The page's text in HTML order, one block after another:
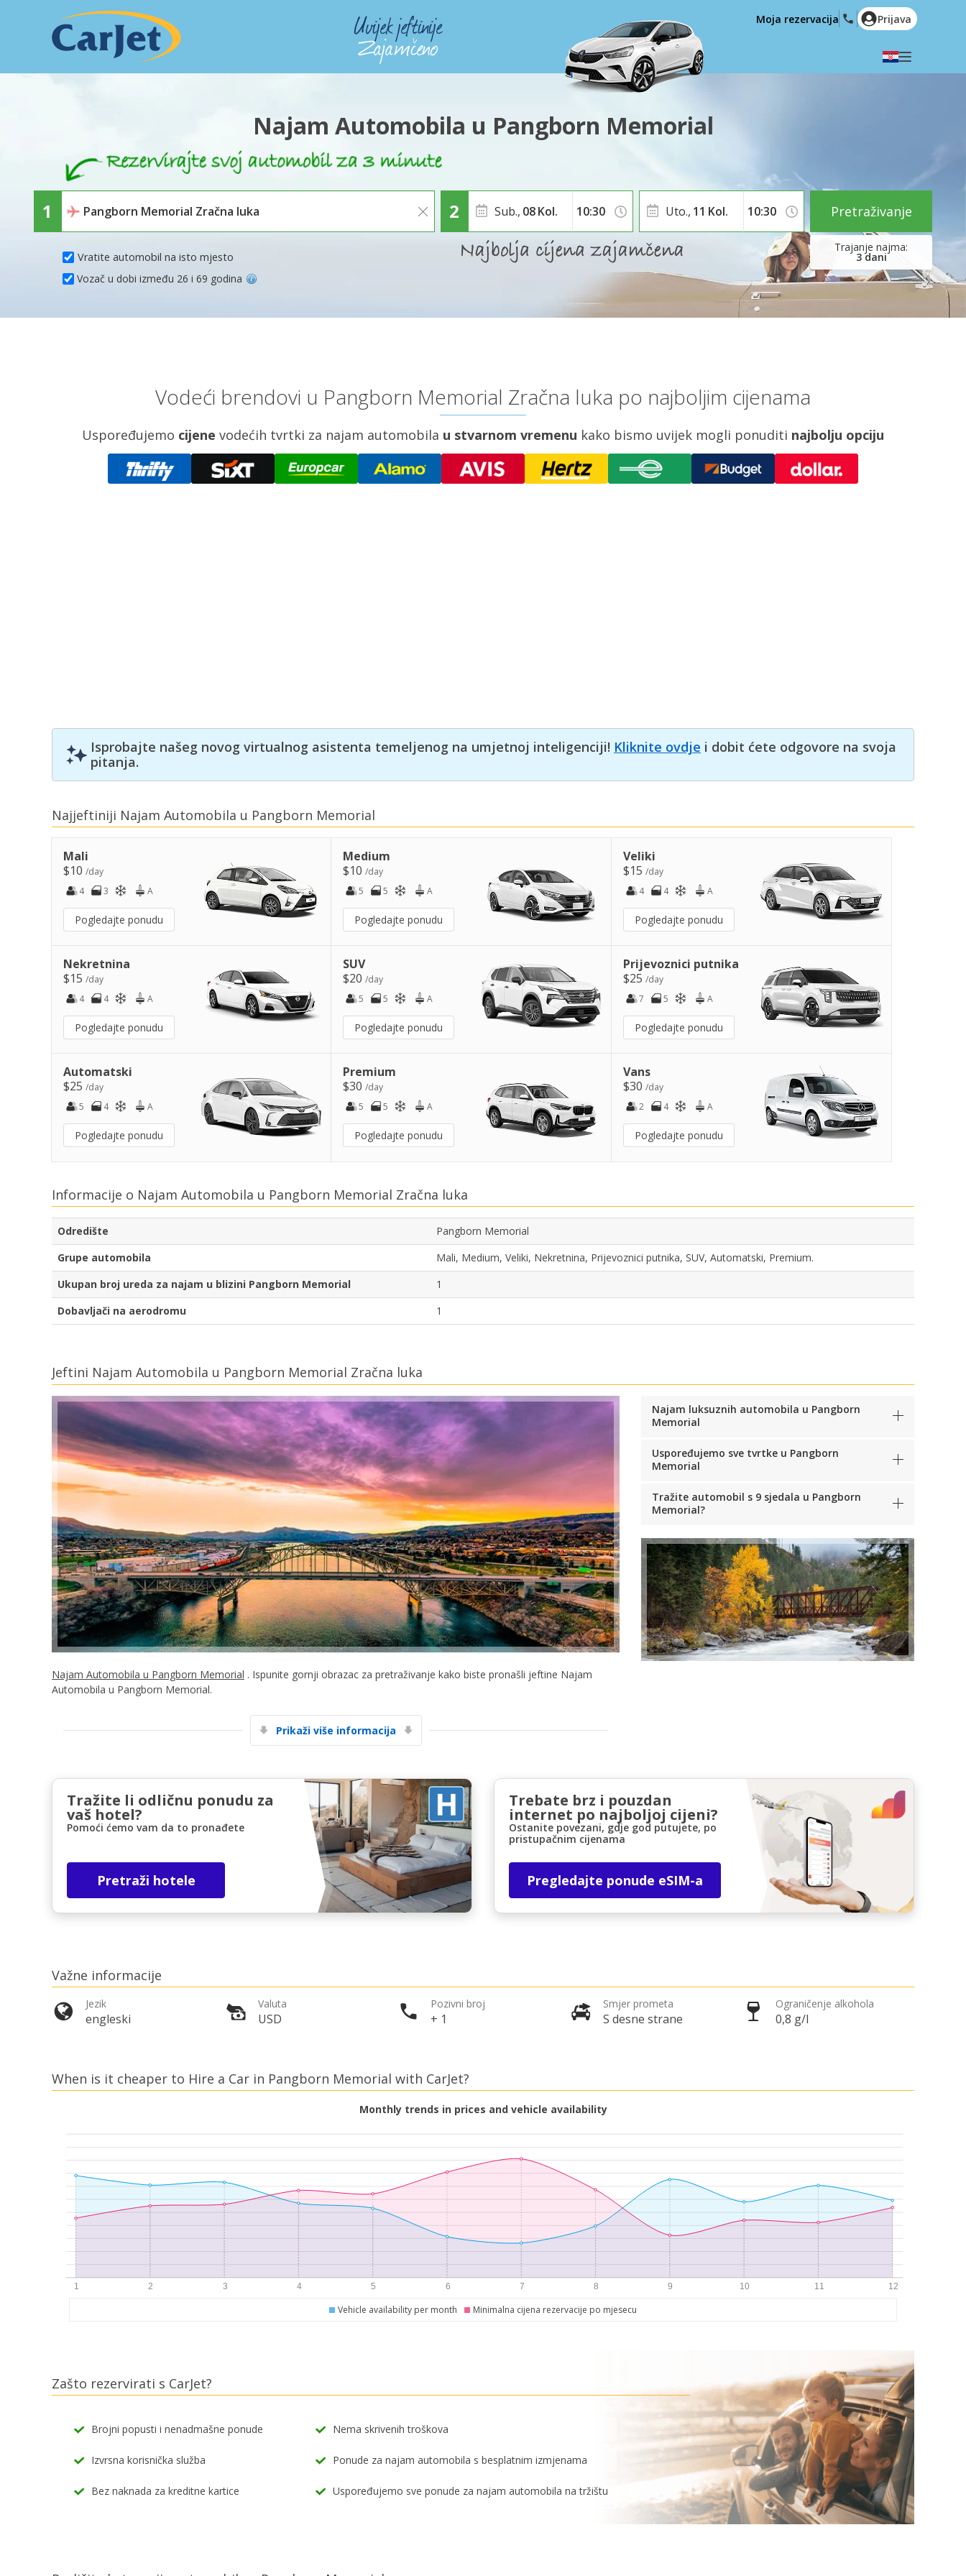
Posebni popusti
Prijava putem eLinka
English (US)
Polski
Türkçe
Română
Ελληνικά
Hrvatski
العربية
Moja rezervacija Prijava
Najam Automobila u Pangborn Memorial
Vratite automobil na isto mjesto
Sub., 08Kol.
3 dani
Uto., 11 Kol.
Vozač u dobi između 26 i 69 godina
Pretraživanje
Vodeći brendovi u Pangborn Memorial Zračna luka po najboljim cijenama
Uspoređujemo cijene vodećih tvrtki za najam automobila u stvarnom vremenu kako bismo uvijek mogli ponuditi najbolju opciju
Isprobajte našeg novog virtualnog asistenta temeljenog na umjetnoj inteligenciji! Kliknite ovdje i dobit ćete odgovore na svoja
pitanja.
Najjeftiniji Najam Automobila u Pangborn Memorial
Mali
$10 /day
4
3 A
Pogledajte ponudu
Medium
$10/day
5
5 A
Pogledajte ponudu
Veliki
$15 /day
4
4 A
Pogledajte ponudu
Nekretnina
$15 /day
4
4 A
Pogledajte ponudu
SUV
$20/day
5
5 A
Pogledajte ponudu
Prijevoznici putnika
$25 /day
7
5 A
Pogledajte ponudu
Automatski
$25 /day
5
4 A
Pogledajte ponudu
Premium
$30/day
5
5 A
Pogledajte ponudu
Vans
$30 /day
2
4 A
Pogledajte ponudu
Informacije o Najam Automobila u Pangborn Memorial Zračna luka
Odredište
Pangborn Memorial
Grupe automobila
Mali, Medium, Veliki, Nekretnina, Prijevoznici putnika, SUV, Automatski, Premium.
Ukupan broj ureda za najam u blizini Pangborn Memorial
1
Dobavljači na aerodromu
1
Jeftini Najam Automobila u Pangborn Memorial Zračna luka
Najam Automobila u Pangborn Memorial . Ispunite gornji obrazac za pretraživanje kako biste pronašli jeftine Najam
Automobila u Pangborn Memorial.
Prikaži više informacija
Najam luksuznih automobila u Pangborn
Memorial
Uspoređujemo sve tvrtke u Pangborn
Memorial
Tražite automobil s 9 sjedala u Pangborn
Memorial?
Tražite li odličnu ponudu za
vaš hotel?
Pomoći ćemo vam da to pronađete
Pretraži hotele
Trebate brz i pouzdan
internet po najboljoj cijeni?
Ostanite povezani, gdje god putujete, po
pristupačnim cijenama
Pregledajte ponude eSIM-a
Važne informacije
Jezik
engleski
Valuta
USD
Pozivni broj
+ 1
Smjer prometa
S desne strane
Ograničenje alkohola
0,8 g/l
When is it cheaper to Hire a Car in Pangborn Memorial with CarJet?
Monthly trends in prices and vehicle availability
Vehicle availability per month Minimalna cijena rezervacije po mjesecu
Zašto rezervirati s CarJet?
Brojni popusti i nenadmašne ponude Nema skrivenih troškova
Izvrsna korisnička služba Ponude za najam automobila s besplatnim izmjenama
Bez naknada za kreditne kartice Uspoređujemo sve ponude za najam automobila na tržištu